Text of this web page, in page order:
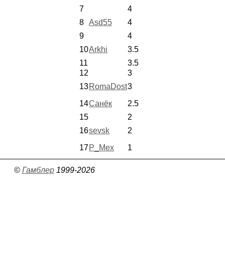
7
4
8 Asd55
4
9
4
10Arkhi
3.5
11
3.5
12
3
13RomaDost3
14Санёк
2.5
15
2
16sevsk
2
17P_Mex 1
© Гамблер1999-2026